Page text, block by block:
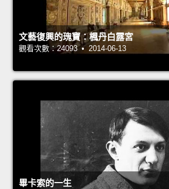
文藝復興的瑰寶：楓丹白露宮
觀看次數：24093 • 2014-06-13
畢卡索的一生